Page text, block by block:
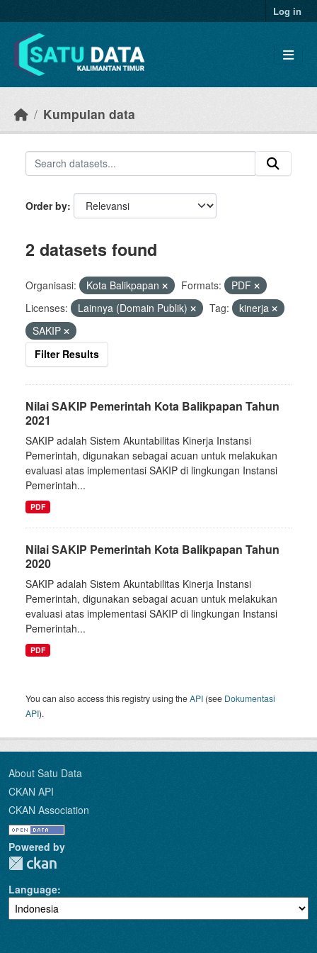
Log in
Kumpulan data
Order by
2 datasets found
Organisasi: Kota Balikpapan Formats:
PDF
Licenses:
Lainnya (Domain Publik) Tag:
kinerja
SAKIP
Filter Results
Nilai SAKIP Pemerintah Kota Balikpapan Tahun
2021
SAKIP adalah Sistem Akuntabilitas Kinerja Instansi
Pemerintah, digunakan sebagai acuan untuk melakukan
evaluasi atas implementasi SAKIP di lingkungan Instansi
Pemerintah...
PDF
Nilai SAKIP Pemerintah Kota Balikpapan Tahun
2020
SAKIP adalah Sistem Akuntabilitas Kinerja Instansi
Pemerintah, digunakan sebagai acuan untuk melakukan
evaluasi atas implementasi SAKIP di lingkungan Instansi
Pemerintah...
PDF
You can also access this registry using theAPI (see Dokumentasi
API).
About Satu Data
CKAN API
CKAN Association
Powered by
Language